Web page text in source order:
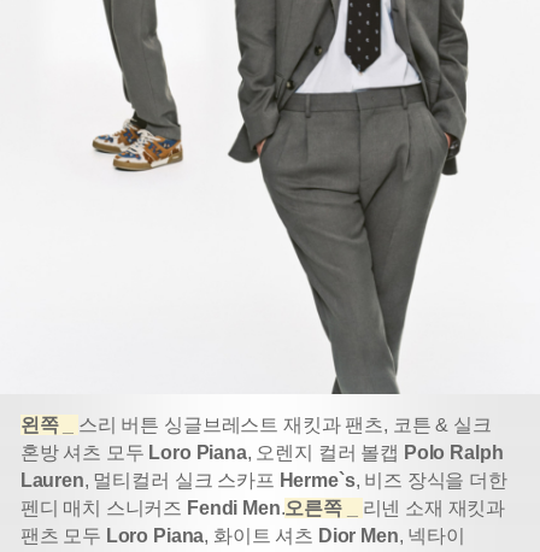
왼쪽 _ 스리 버튼 싱글브레스트 재킷과 팬츠, 코튼 & 실크
혼방 셔츠 모두 Loro Piana, 오렌지 컬러 볼캡 Polo Ralph
Lauren, 멀티컬러 실크 스카프 Herme`s, 비즈 장식을 더한
펜디 매치 스니커즈 Fendi Men.오른쪽 _ 리넨 소재 재킷과
팬츠 모두 Loro Piana, 화이트 셔츠 Dior Men, 넥타이